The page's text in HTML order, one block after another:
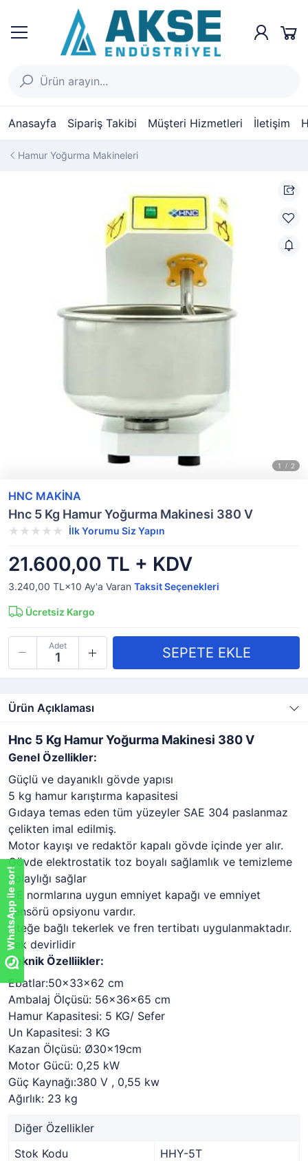
Anasayfa Sipariş Takibi Müşteri Hizmetleri İletişim
Hamur Yoğurma Makineleri
HNC MAKİNA
Hnc 5 Kg Hamur Yoğurma Makinesi 380 V
İlk Yorumu Siz Yapın
21.600,00 TL + KDV
3.240,00 TL×10 Ay'a Varan Taksit Seçenekleri
Ücretsiz Kargo
Adet
Ürün Açıklaması
Hnc 5 Kg Hamur Yoğurma Makinesi 380 V
Genel Özellikler:
Güçlü ve dayanıklı gövde yapısı
5 kg hamur karıştırma kapasitesi
Gıdaya temas eden tüm yüzeyler SAE 304 paslanmaz
çelikten imal edilmiş.
Motor kayışı ve redaktör kapalı gövde içinde yer alır.
Gövde elektrostatik toz boyalı sağlamlık ve temizleme
kolaylığı sağlar
CE normlarına uygun emniyet kapağı ve emniyet
sensörü opsiyonu vardır.
İsteğe bağlı tekerlek ve fren tertibatı uygulanmaktadır.
Tek devirlidir
Teknik Özelliikler:
Ebatlar:50x33x62 cm
Ambalaj Ölçüsü: 56x36x65 cm
Hamur Kapasitesi: 5 KG/ Sefer
Un Kapasitesi: 3 KG
Kazan Ölçüsü: Ø30x19cm
Motor Gücü: 0,25 kW
Güç Kaynağı:380 V , 0,55 kw
Ağırlık: 23 kg
Diğer Özellikler
Stok Kodu
HHY-5T
WhatsApp ile sor!